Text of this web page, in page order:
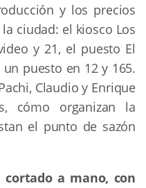
y los precios
ciudad: el kiosco Los
y 21, el puesto El
puesto en 12 y 165.
Claudio y Enrique
cómo organizan la
el punto de sazón
cortado a mano, con